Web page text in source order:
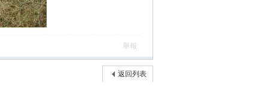
舉報
返回列表